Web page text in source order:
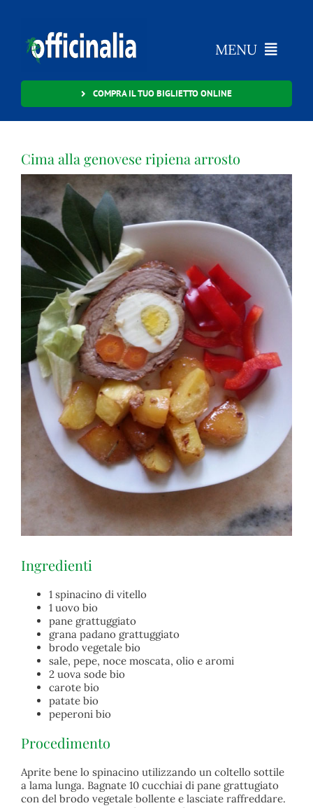
contenuto
MENU
Cosa è Officinalia?
Info
COMPRA IL TUO BIGLIETTO ONLINE
Cima alla genovese ripiena arrosto
Ingrandisci
immagine
Ingredienti
1 spinacino di vitello
1 uovo bio
pane grattuggiato
grana padano grattuggiato
brodo vegetale bio
sale, pepe, noce moscata, olio e aromi
2 uova sode bio
carote bio
patate bio
peperoni bio
Procedimento
Aprite bene lo spinacino utilizzando un coltello sottile
a lama lunga. Bagnate 10 cucchiai di pane grattugiato
con del brodo vegetale bollente e lasciate raffreddare.